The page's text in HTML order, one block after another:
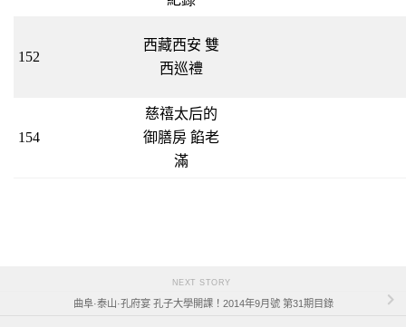
152
西藏西安 雙
西巡禮
154
慈禧太后的
御膳房 餡老
滿
NEXT STORY
曲阜·泰山·孔府宴 孔子大學開課！2014年9月號 第31期目錄